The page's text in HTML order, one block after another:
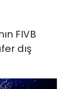
FIVB
dış